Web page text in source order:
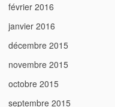
février 2016
janvier 2016
décembre 2015
novembre 2015
octobre 2015
septembre 2015